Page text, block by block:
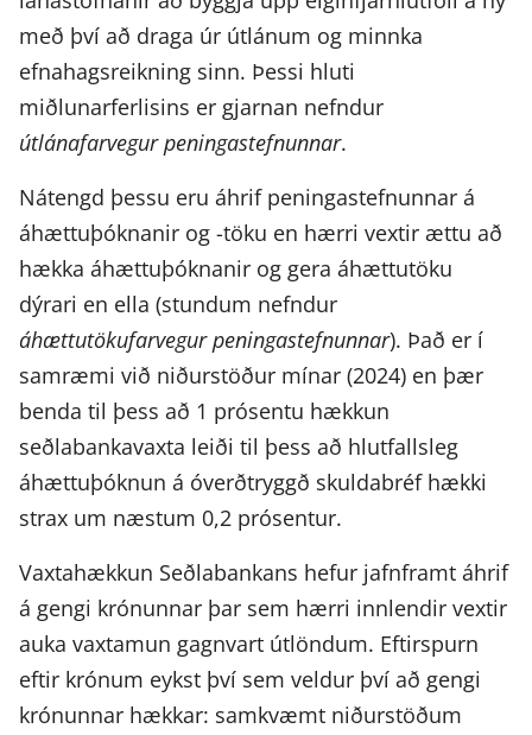
með því að draga úr útlánum og minnka
efnahagsreikning sinn. Þessi hluti
miðlunarferlisins er gjarnan nefndur
útlánafarvegur peningastefnunnar.
Nátengd þessu eru áhrif peningastefnunnar á
áhættuþóknanir og -töku en hærri vextir ættu að
hækka áhættuþóknanir og gera áhættutöku
dýrari en ella (stundum nefndur
áhættutökufarvegur peningastefnunnar). Það er í
samræmi við niðurstöður mínar (2024) en þær
benda til þess að 1 prósentu hækkun
seðlabankavaxta leiði til þess að hlutfallsleg
áhættuþóknun á óverðtryggð skuldabréf hækki
strax um næstum 0,2 prósentur.
Vaxtahækkun Seðlabankans hefur jafnframt áhrif
á gengi krónunnar þar sem hærri innlendir vextir
auka vaxtamun gagnvart útlöndum. Eftirspurn
eftir krónum eykst því sem veldur því að gengi
krónunnar hækkar: samkvæmt niðurstöðum